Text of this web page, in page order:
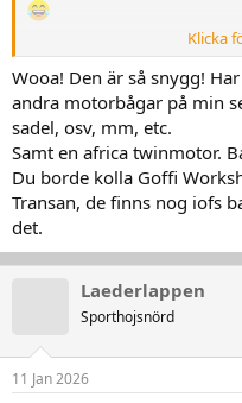
Nej, det blir förhoppningsvis
med eventuella
tendens till att lösa sådana
Klicka
Wooa! Den är så snygg!
andra motorbågar på min
sadel, osv, mm, etc.
Samt en africa twinmotor.
Du borde kolla Goffi
Transan, de finns nog iofs
det.
Laederlappen
Sporthojsnörd
11 Jan 2026